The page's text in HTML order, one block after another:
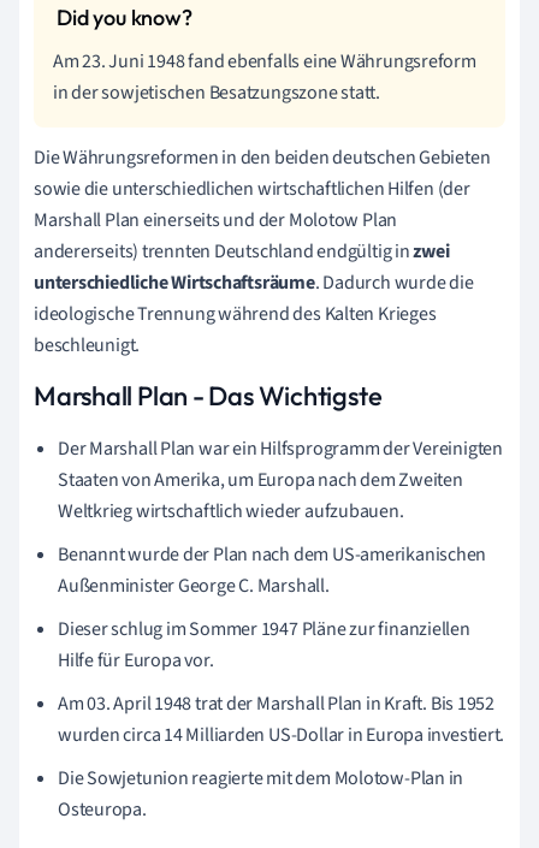
Am 23. Juni 1948 fand ebenfalls eine Währungsreform
in der sowjetischen Besatzungszone statt.
Die Währungsreformen in den beiden deutschen Gebieten
sowie die unterschiedlichen wirtschaftlichen Hilfen (der
Marshall Plan einerseits und der Molotow Plan
andererseits) trennten Deutschland endgültig inzwei
unterschiedliche Wirtschaftsräume. Dadurch wurde die
ideologische Trennung während des Kalten Krieges
beschleunigt.
Marshall Plan - Das Wichtigste
Der Marshall Plan war ein Hilfsprogramm der Vereinigten
Staaten von Amerika, um Europa nach dem Zweiten
Weltkrieg wirtschaftlich wieder aufzubauen.
Benannt wurde der Plan nach dem US-amerikanischen
Außenminister George C. Marshall.
Dieser schlug im Sommer 1947 Pläne zur finanziellen
Hilfe für Europa vor.
Am 03. April 1948 trat der Marshall Plan in Kraft. Bis 1952
wurden circa 14 Milliarden US-Dollar in Europa investiert.
Die Sowjetunion reagierte mit dem Molotow-Plan in
Osteuropa.